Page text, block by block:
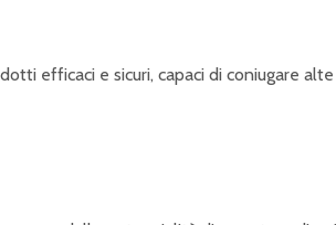
efficaci e sicuri, capaci di coniugare alte